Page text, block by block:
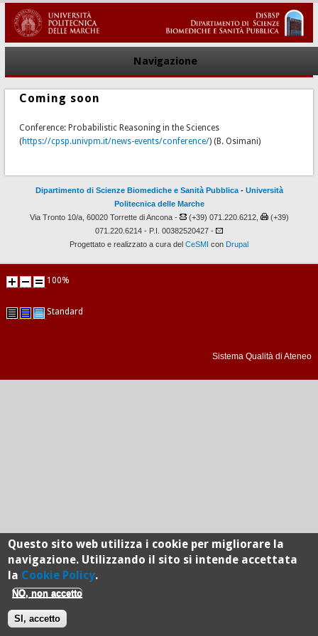
Navigazione
Coming soon
Conference: Probabilistic Reasoning in the Sciences
(https://cpsp.univpm.it/news-events/conference/) (B. Osimani)
Dipartimento di Scienze Biomediche e Sanità Pubblica- Università
Politecnica delle Marche
Via Tronto 10/a, 60020 Torrette di Ancona -
(+39) 071.220.6212,
(+39)
071.220.6214 - P.I. 00382520427 -
Progettato e realizzato a cura del CeSMI con Drupal
100%
Standard
Sistema Qualità di Ateneo
Questo sito web utilizza i cookie per migliorare la
navigazione. Utilizzando il sito si intende accettata
la Cookie Policy.
NO, non accetto
SI, accetto